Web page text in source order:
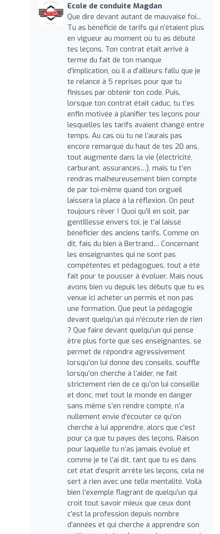
Ecole de conduite Magdan
Que dire devant autant de mauvaise foi...
Tu as bénéficié de tarifs qui n’étaient plus
en vigueur au moment où tu as débuté
tes leçons. Ton contrat était arrivé à
terme du fait de ton manque
d’implication, où il a d’ailleurs fallu que je
te relance à 5 reprises pour que tu
finisses par obtenir ton code. Puis,
lorsque ton contrat était caduc, tu t’es
enfin motivée à planifier tes leçons pour
lesquelles les tarifs avaient changé entre
temps. Au cas où tu ne l’aurais pas
encore remarqué du haut de tes 20 ans,
tout augmente dans la vie (électricité,
carburant, assurances…), mais tu t’en
rendras malheureusement bien compte
de par toi-même quand ton orgueil
laissera la place à la réflexion. On peut
toujours rêver ! Quoi qu’il en soit, par
gentillesse envers toi, je t’ai laissé
bénéficier des anciens tarifs. Comme on
dit, fais du bien à Bertrand… Concernant
les enseignantes qui ne sont pas
compétentes et pédagogues, tout a été
fait pour te pousser à évoluer. Mais nous
avons bien vu depuis les débuts que tu es
venue ici acheter un permis et non pas
une formation. Que peut la pédagogie
devant quelqu’un qui n’écoute rien de rien
? Que faire devant quelqu’un qui pense
être plus forte que ses enseignantes, se
permet de répondre agressivement
lorsqu’on lui donne des conseils, souffle
lorsqu’on cherche à l’aider, ne fait
strictement rien de ce qu’on lui conseille
et donc, met tout le monde en danger
sans même s’en rendre compte, n’a
nullement envie d’écouter ce qu’on
cherche à lui apprendre, alors que c’est
pour ça que tu payes des leçons. Raison
pour laquelle tu n’as jamais évolué et
comme je te l’ai dit, tant que tu es dans
cet état d’esprit arrête les leçons, cela ne
sert à rien avec une telle mentalité. Voilà
bien l’exemple flagrant de quelqu’un qui
croit tout savoir mieux que ceux dont
c’est la profession depuis nombre
d'années et qui cherche à apprendre son